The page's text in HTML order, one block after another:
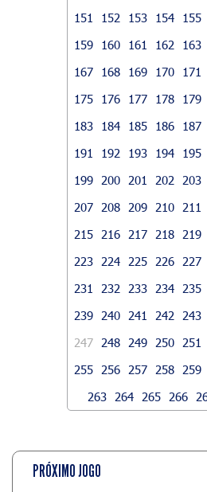
151
152 153 154 155
159
160 161 162 163
167
168 169 170 171
175
176 177 178 179
183
184 185 186 187
191
192 193 194 195
199
200 201 202 203
207
208 209 210 211
215
216 217 218 219
223
224 225 226 227
231
232 233 234 235
239
240 241 242 243
247
248 249 250 251
255
256 257 258 259
263
264 265 266
PRÓXIMO JOGO